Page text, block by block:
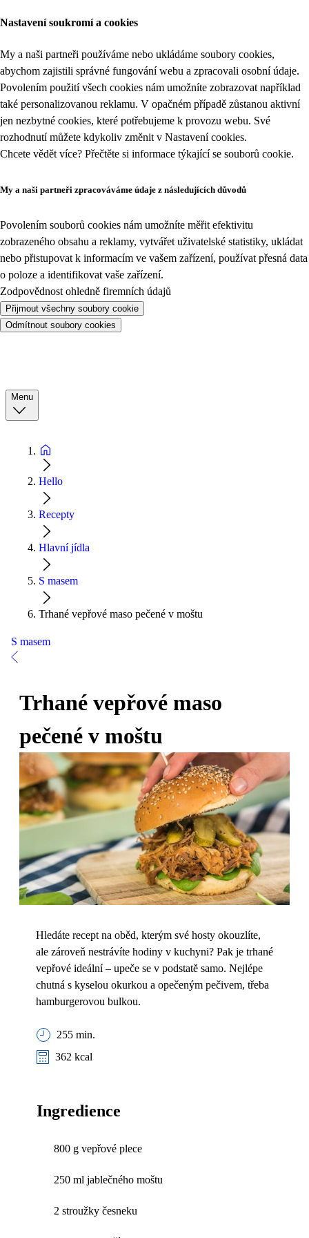
Nastavení soukromí a cookies
My a naši partneři používáme nebo ukládáme soubory cookies,
abychom zajistili správné fungování webu a zpracovali osobní údaje.
Povolením použití všech cookies nám umožníte zobrazovat například
také personalizovanou reklamu. V opačném případě zůstanou aktivní
jen nezbytné cookies, které potřebujeme k provozu webu. Své
rozhodnutí můžete kdykoliv změnit v Nastavení cookies.
Chcete vědět více? Přečtěte si informace týkající se souborů cookie.
My a naši partneři zpracováváme údaje z následujících důvodů
Povolením souborů cookies nám umožníte měřit efektivitu
zobrazeného obsahu a reklamy, vytvářet uživatelské statistiky, ukládat
nebo přistupovat k informacím ve vašem zařízení, používat přesná data
o poloze a identifikovat vaše zařízení.
Zodpovědnost ohledně firemních údajů
Přijmout všechny soubory cookie
Odmítnout soubory cookies
Menu
Hello
Recepty
Hlavní jídla
S masem
Trhané vepřové maso pečené v moštu
S masem
Trhané vepřové maso
pečené v moštu
Hledáte recept na oběd, kterým své hosty okouzlíte,
ale zároveň nestrávíte hodiny v kuchyni? Pak je trhané
vepřové ideální – upeče se v podstatě samo. Nejlépe
chutná s kyselou okurkou a opečeným pečivem, třeba
hamburgerovou bulkou.
255 min.
362 kcal
Ingredience
800 g vepřové plece
250 ml jablečného moštu
2 stroužky česneku